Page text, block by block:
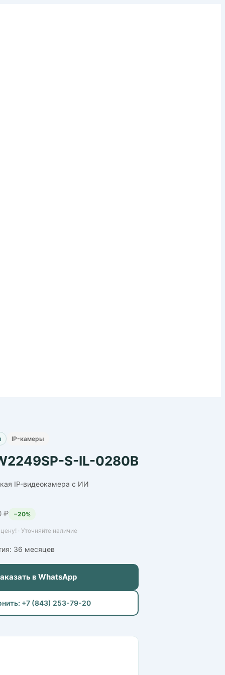
IP-камеры
S-IL-0280B
IP-видеокамера с ИИ
₽ −20%
· Уточняйте наличие
36 месяцев
в WhatsApp
+7 (843) 253-79-20